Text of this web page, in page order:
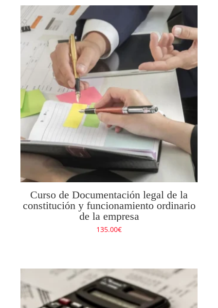
Curso de Documentación legal de la
constitución y funcionamiento ordinario
de la empresa
135.00€